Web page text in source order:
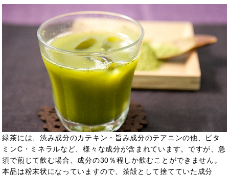
緑茶には、渋み成分のカテキン・旨み成分のテアニンの他、ビタ
ミンC・ミネラルなど、様々な成分が含まれています。ですが、急
須で煎じて飲む場合、成分の30％程しか飲むことができません。
本品は粉末状になっていますので、茶殻として捨てていた成分